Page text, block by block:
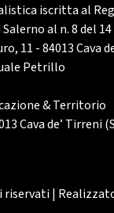
iscritta al
al n. 8 del
11 - 84013 Cava
Petrillo
& Territorio
Cava de’ Tirreni
|